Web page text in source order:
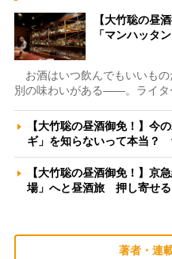
【大竹聡の昼
「マンハッタ
お酒はいつ飲んでもいいも
別の味わいがある――。ライタ
【大竹聡の昼酒御免！】今
ギ」を知らないって本当
【大竹聡の昼酒御免！】京
場」へと昼酒旅 押し寄せ
著者・連